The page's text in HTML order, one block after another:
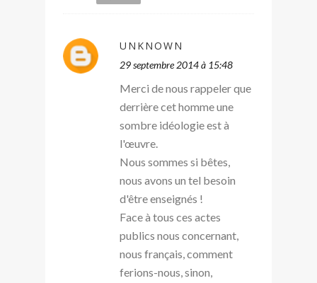
UNKNOWN
29 septembre 2014 à 15:48
Merci de nous rappeler que
derrière cet homme une
sombre idéologie est à
l'œuvre.
Nous sommes si bêtes,
nous avons un tel besoin
d'être enseignés !
Face à tous ces actes
publics nous concernant,
nous français, comment
ferions-nous, sinon,